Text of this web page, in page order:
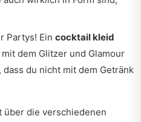
Partys! Ein cocktail kleid
dem Glitzer und Glamour
dass du nicht mit dem Getränk
über die verschiedenen